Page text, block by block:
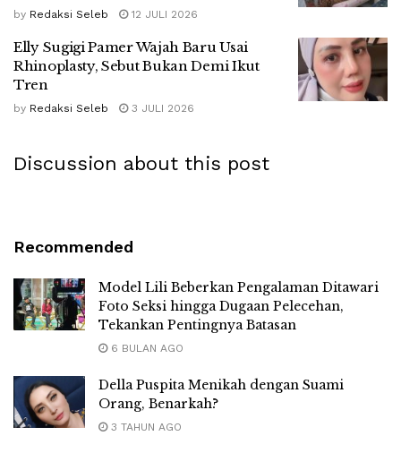
by Redaksi Seleb 12 JULI 2026
Elly Sugigi Pamer Wajah Baru Usai
Rhinoplasty, Sebut Bukan Demi Ikut
Tren
by Redaksi Seleb 3 JULI 2026
Discussion about this post
Recommended
Model Lili Beberkan Pengalaman Ditawari
Foto Seksi hingga Dugaan Pelecehan,
Tekankan Pentingnya Batasan
6 BULAN AGO
Della Puspita Menikah dengan Suami
Orang, Benarkah?
3 TAHUN AGO